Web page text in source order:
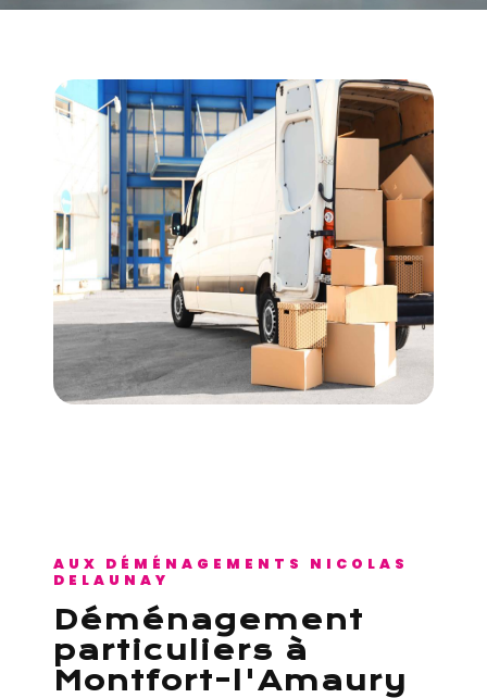
AUX DÉMÉNAGEMENTS NICOLAS
DELAUNAY
déménagement
particuliers à
Montfort-l'Amaury